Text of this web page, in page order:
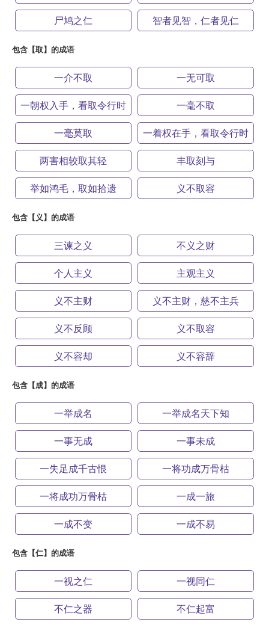
尸鸠之仁
智者见智，仁者见仁
包含【取】的成语
一介不取
一无可取
一朝权入手，看取令行时
一毫不取
一毫莫取
一着权在手，看取令行时
两害相较取其轻
丰取刻与
举如鸿毛，取如拾遗
义不取容
包含【义】的成语
三谏之义
不义之财
个人主义
主观主义
义不主财
义不主财，慈不主兵
义不反顾
义不取容
义不容却
义不容辞
包含【成】的成语
一举成名
一举成名天下知
一事无成
一事未成
一失足成千古恨
一将功成万骨枯
一将成功万骨枯
一成一旅
一成不变
一成不易
包含【仁】的成语
一视之仁
一视同仁
不仁之器
不仁起富